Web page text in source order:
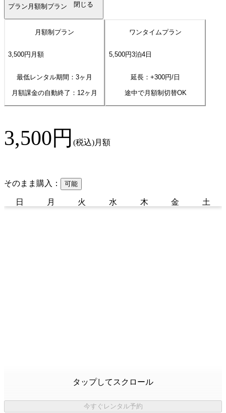
プラン 月額制プラン 閉じる
月額制プラン
3,500円 月額
最低レンタル期間：3ヶ月
月額課金の自動終了： 12ヶ月
ワンタイムプラン
5,500円3泊4 日
延長：+300円/日
途中で月額制切替OK
3,500円 (税込)月額
そのまま購入： 可能
日 月 火 水 木 金 土
タップしてスクロール
今すぐレンタル予約